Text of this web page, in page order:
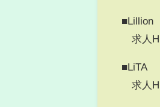
■Lillion
求人
■LiTA
求人